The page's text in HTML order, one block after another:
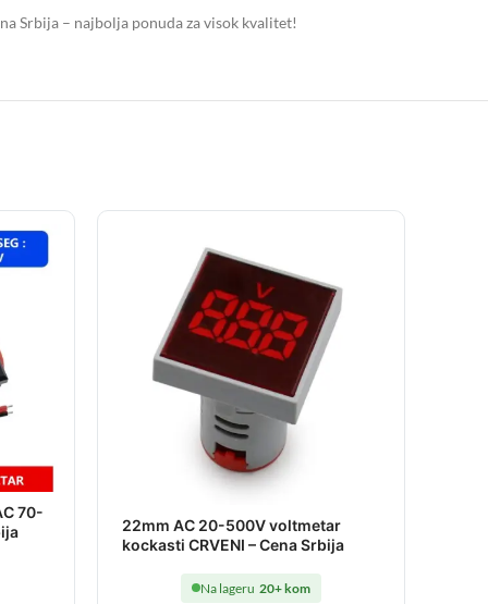
Srbija – najbolja ponuda za visok kvalitet!
70-
22mm AC 20-500V voltmetar
kockasti CRVENI – Cena Srbija
Na lageru 20+ kom